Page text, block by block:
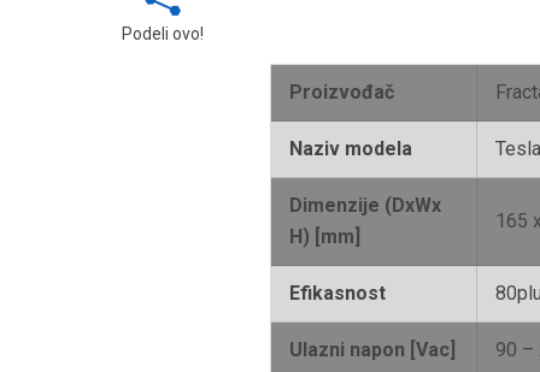
Podeli ovo!
Proizvođač
Naziv modela
Dimenzije (DxWx
H) [mm]
165
Efikasnost
Ulazni napon [Vac] 90 –